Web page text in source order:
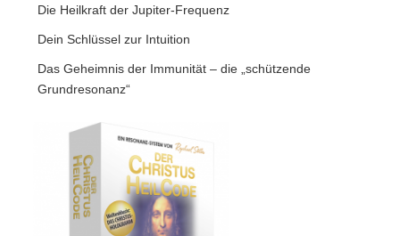
Die Heilkraft der Jupiter-Frequenz
Dein Schlüssel zur Intuition
Das Geheimnis der Immunität – die „schützende
Grundresonanz“